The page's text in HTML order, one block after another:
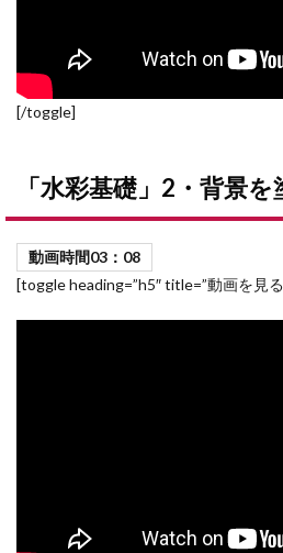
[/toggle]
「水彩基礎」2・背景を
動画時間03：08
[toggle heading=”h5″ title=”動画を見